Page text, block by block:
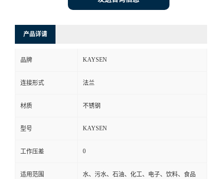
产品详请
品牌 KAYSEN
连接形式 法兰
材质 不锈钢
型号 KAYSEN
工作压差 0
适用范围 水、污水、石油、化工、电子、饮料、食品